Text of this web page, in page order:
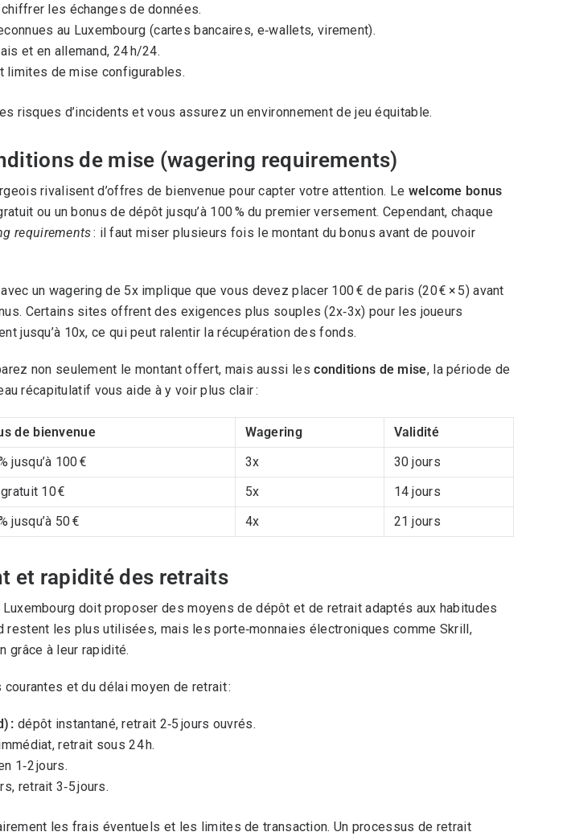
les échanges de données.
au Luxembourg (cartes bancaires, e‑wallets, virement).
et en allemand, 24 h/24.
limites de mise configurables.
risques d’incidents et vous assurez un environnement de jeu équitable.
de mise (wagering requirements)
rivalisent d’offres de bienvenue pour capter votre attention. Le welcome bonus
ou un bonus de dépôt jusqu’à 100 % du premier versement. Cependant, chaque
requirements: il faut miser plusieurs fois le montant du bonus avant de pouvoir
un wagering de 5x implique que vous devez placer 100 € de paris (20 € × 5) avant
Certains sites offrent des exigences plus souples (2x‑3x) pour les joueurs
jusqu’à 10x, ce qui peut ralentir la récupération des fonds.
non seulement le montant offert, mais aussi lesconditions de mise, la période de
récapitulatif vous aide à y voir plus clair :
de bienvenue Wagering
Validité
jusqu’à 100 € 3x
30 jours
10 € 5x
14 jours
jusqu’à 50 € 4x 21 jours
et rapidité des retraits
doit proposer des moyens de dépôt et de retrait adaptés aux habitudes
les plus utilisées, mais les porte‑monnaies électroniques comme Skrill,
grâce à leur rapidité.
et du délai moyen de retrait :
: dépôt instantané, retrait 2‑5 jours ouvrés.
retrait sous 24 h.
1‑2 jours.
retrait 3‑5 jours.
les frais éventuels et les limites de transaction. Un processus de retrait